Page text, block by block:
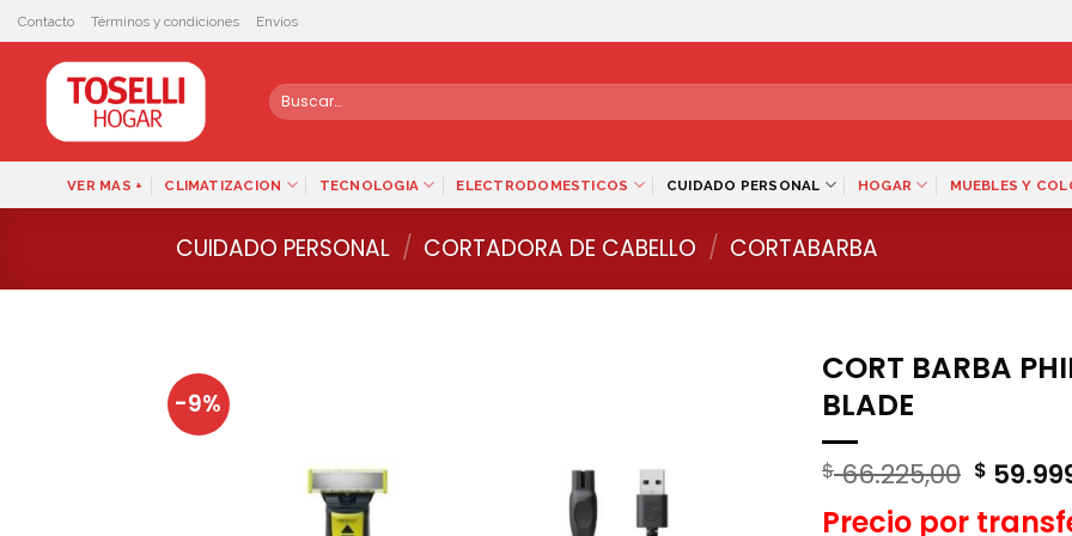
Skip
to
content
Contacto Términos y condiciones Envíos
Buscar
por:
VER MAS + CLIMATIZACION TECNOLOGIA ELECTRODOMESTICOS CUIDADO PERSONAL HOGAR MUEBLES Y
CUIDADO PERSONAL / CORTADORA DE CABELLO / CORTABARBA
-9%
CORT BARBA
BLADE
$66.225,00 El
original
$
Precio por